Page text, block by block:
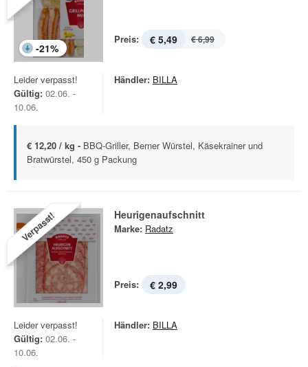
-21%
Preis: € 5,49 € 6,99
Leider verpasst!
Gültig: 02.06. -
10.06.
Händler: BILLA
€ 12,20 / kg - BBQ-Griller, Berner Würstel, Käsekrainer und
Bratwürstel, 450 g Packung
Verpasst! Heurigenaufschnitt
Marke: Radatz
Preis: € 2,99
Leider verpasst!
Gültig: 02.06. -
10.06.
Händler: BILLA